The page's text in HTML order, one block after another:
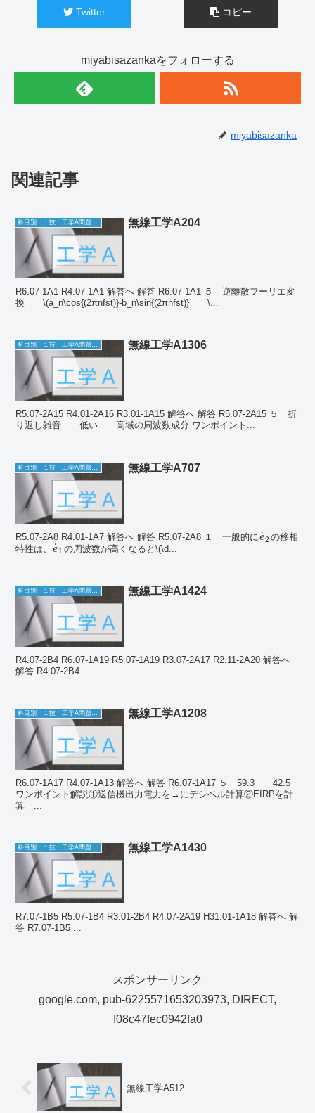
Twitter コピー
miyabisazankaをフォローする
miyabisazanka
関連記事
無線工学A204
R6.07-1A1 R4.07-1A1 解答へ 解答 R6.07-1A1 ５ 逆離散フーリエ変
換 \(a_n\cos{(2πnfst)}-b_n\sin{(2πnfst)} \...
科目別 １技 工学A問題一覧 無線工学A1306
R5.07-2A15 R4.01-2A16 R3.01-1A15 解答へ 解答 R5.07-2A15 ５ 折
り返し雑音 低い 高域の周波数成分 ワンポイント...
無線工学A707
R5.07-2A8 R4.01-1A7 解答へ 解答 R5.07-2A8 １ 一般的にe
˙2 の移相
特性は、 e
˙1 の周波数が高くなると\(\d...
無線工学A1424
R4.07-2B4 R6.07-1A19 R5.07-1A19 R3.07-2A17 R2.11-2A20 解答へ
解答 R4.07-2B4 ...
科目別 １技 工学A問題一覧 無線工学A1208
R6.07-1A17 R4.07-1A13 解答へ 解答 R6.07-1A17 ５ 59.3 42.5
ワンポイント解説①送信機出力電力を→にデシベル計算②EIRPを計
算 ...
無線工学A1430
R7.07-1B5 R5.07-1B4 R3.01-2B4 R4.07-2A19 H31.01-1A18 解答へ 解
答 R7.07-1B5 ...
スポンサーリンク
google.com, pub-6225571653203973, DIRECT,
f08c47fec0942fa0
無線工学A512